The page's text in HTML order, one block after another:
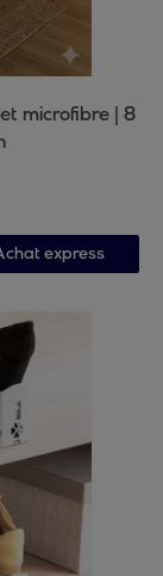
microfibre | 8
express